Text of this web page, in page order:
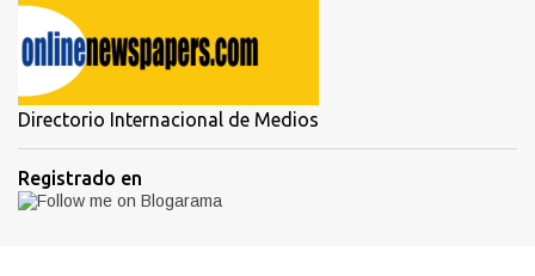
Directorio Internacional de Medios
Registrado en